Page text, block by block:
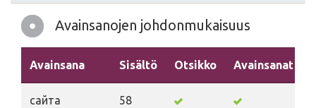
Avainsanojen johdonmukaisuus
Avainsana Sisältö Otsikko Avainsanat
сайта 58